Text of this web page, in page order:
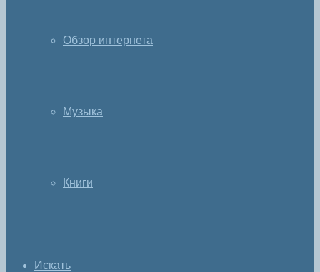
Обзор интернета
Музыка
Книги
Искать